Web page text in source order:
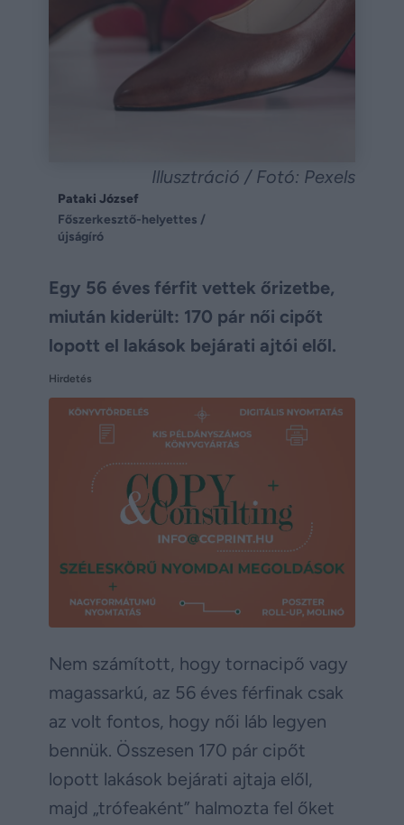
Illusztráció / Fotó: Pexels
Pataki József
Főszerkesztő-helyettes /
újságíró
Egy 56 éves férfit vettek őrizetbe,
miután kiderült: 170 pár női cipőt
lopott el lakások bejárati ajtói elől.
Hirdetés
Nem számított, hogy tornacipő vagy
magassarkú, az 56 éves férfinak csak
az volt fontos, hogy női láb legyen
bennük. Összesen 170 pár cipőt
lopott lakások bejárati ajtaja elől,
majd „trófeaként” halmozta fel őket